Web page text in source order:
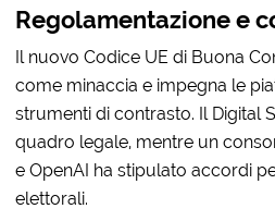
Regolamentazione e
Il nuovo Codice UE di Buona
come minaccia e impegna le
strumenti di contrasto. Il Digital
quadro legale, mentre un
e OpenAI ha stipulato accordi
elettorali.